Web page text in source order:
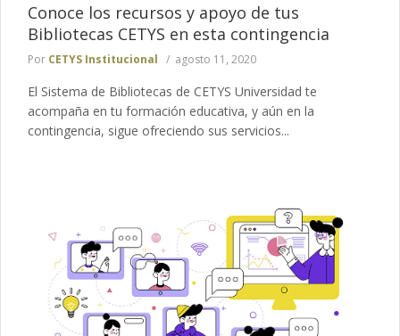
Conoce los recursos y apoyo de tus
Bibliotecas CETYS en esta contingencia
Por CETYS Institucional agosto 11, 2020
El Sistema de Bibliotecas de CETYS Universidad te
acompaña en tu formación educativa, y aún en la
contingencia, sigue ofreciendo sus servicios...